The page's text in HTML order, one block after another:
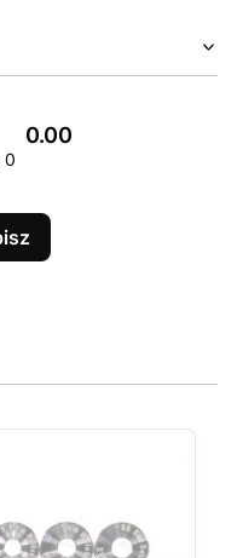
0.00
0